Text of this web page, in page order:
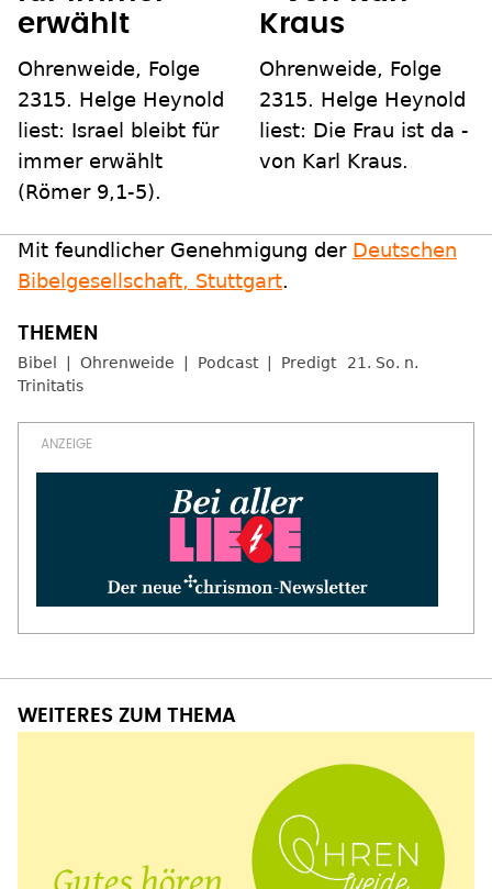
erwählt
Ohrenweide, Folge
2315. Helge Heynold
liest: Israel bleibt für
immer erwählt
(Römer 9,1-5).
Kraus
Ohrenweide, Folge
2315. Helge Heynold
liest: Die Frau ist da -
von Karl Kraus.
Mit feundlicher Genehmigung der Deutschen
Bibelgesellschaft, Stuttgart.
Bibel Ohrenweide Podcast Predigt
21. So. n.
Trinitatis
WEITERES ZUM THEMA